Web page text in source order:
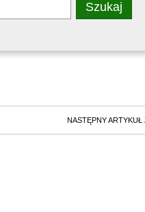
NASTĘPNY ARTYKUŁ